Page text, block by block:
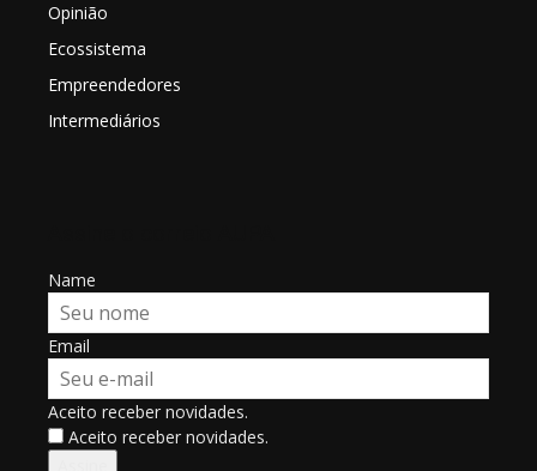
Opinião
Ecossistema
Empreendedores
Intermediários
Name
Email
Aceito receber novidades.
Aceito receber novidades.